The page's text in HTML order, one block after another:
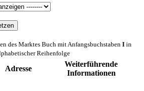
des Marktes Buch mit Anfangsbuchstaben Iin
Reihenfolge
Adresse
Weiterführende
Informationen